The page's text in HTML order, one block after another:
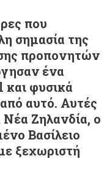
που
σημασία της
προπονητών
ένα
φυσικά
αυτό. Αυτές
Νέα Ζηλανδία, ο
Βασίλειο
ξεχωριστή